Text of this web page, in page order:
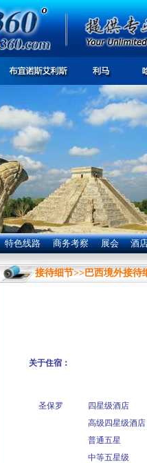
特色线路 商务考察 展会 酒
接待细节>>巴西境外接待
关于住宿：
圣保罗
四星级酒店
高级四星级酒店
普通五星
中等五星级